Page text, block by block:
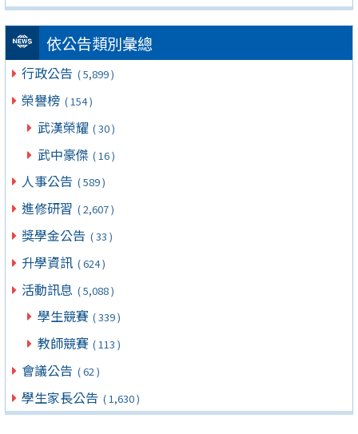
依公告類別彙總
行政公告 ( 5,899 )
榮譽榜 ( 154 )
武漢榮耀 ( 30 )
武中豪傑 ( 16 )
人事公告 ( 589 )
進修研習 ( 2,607 )
獎學金公告 ( 33 )
升學資訊 ( 624 )
活動訊息 ( 5,088 )
學生競賽 ( 339 )
教師競賽 ( 113 )
會議公告 ( 62 )
學生家長公告 ( 1,630 )